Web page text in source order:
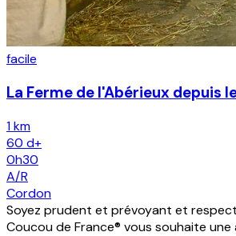
facile
La Ferme de l'Abérieux depuis
1 km
60 d+
0h30
A/R
Cordon
Soyez prudent et prévoyant et
Coucou de France® vous souhaite une